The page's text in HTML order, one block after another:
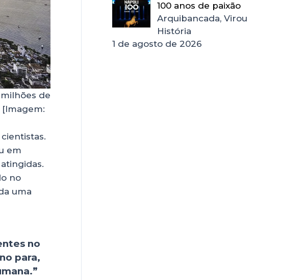
milhões de
em
no
uma
no
para,
100 anos de paixão
Arquibancada, Virou
História
1 de agosto de 2026